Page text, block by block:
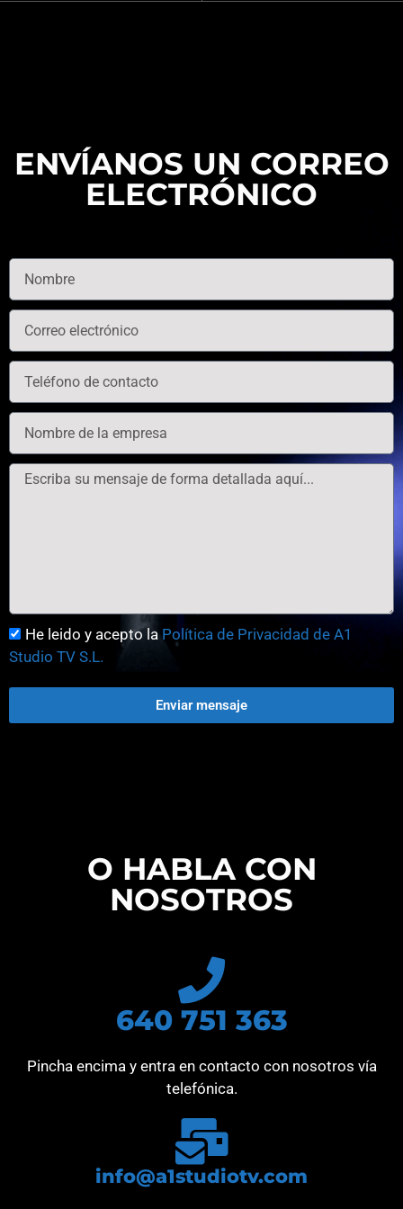
ENVÍANOS UN CORREO
ELECTRÓNICO
He leido y acepto la Política de Privacidad de A1
Studio TV S.L.
Enviar mensaje
O HABLA CON
NOSOTROS
640 751 363
Pincha encima y entra en contacto con nosotros vía
telefónica.
info@a1studiotv.com